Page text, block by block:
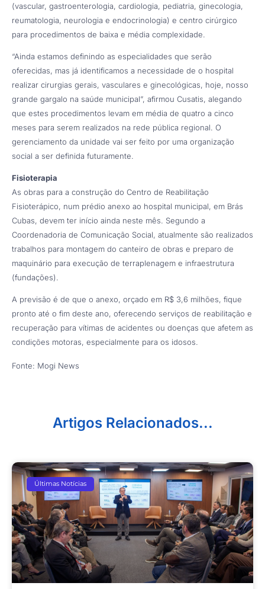
(vascular, gastroenterologia, cardiologia, pediatria, ginecologia,
reumatologia, neurologia e endocrinologia) e centro cirúrgico
para procedimentos de baixa e média complexidade.
“Ainda estamos definindo as especialidades que serão
oferecidas, mas já identificamos a necessidade de o hospital
realizar cirurgias gerais, vasculares e ginecológicas, hoje, nosso
grande gargalo na saúde municipal”, afirmou Cusatis, alegando
que estes procedimentos levam em média de quatro a cinco
meses para serem realizados na rede pública regional. O
gerenciamento da unidade vai ser feito por uma organização
social a ser definida futuramente.
Fisioterapia
As obras para a construção do Centro de Reabilitação
Fisioterápico, num prédio anexo ao hospital municipal, em Brás
Cubas, devem ter início ainda neste mês. Segundo a
Coordenadoria de Comunicação Social, atualmente são realizados
trabalhos para montagem do canteiro de obras e preparo de
maquinário para execução de terraplenagem e infraestrutura
(fundações).
A previsão é de que o anexo, orçado em R$ 3,6 milhões, fique
pronto até o fim deste ano, oferecendo serviços de reabilitação e
recuperação para vítimas de acidentes ou doenças que afetem as
condições motoras, especialmente para os idosos.
Fonte: Mogi News
Artigos Relacionados...
Últimas Notícias